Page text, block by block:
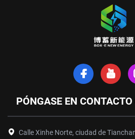
PÓNGASE EN
Calle Xinhe Norte, ciudad de